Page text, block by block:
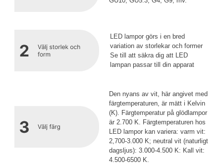
LED lampor görs i en bred
variation av storlekar och former
Se till att säkra dig att LED
lampan passar till din apparat
Den nyans av vit, här angivet med
färgtemperaturen, är mätt i Kelvin
(K). Färgtemperatur på glödlampor
är 2.700 K. Färgtemperaturen hos
LED lampor kan variera: varm vit:
2,700-3.000 K; neutral vit (naturligt
dagsljus): 3.000-4.500 K: Kall vit:
4.500-6500 K.